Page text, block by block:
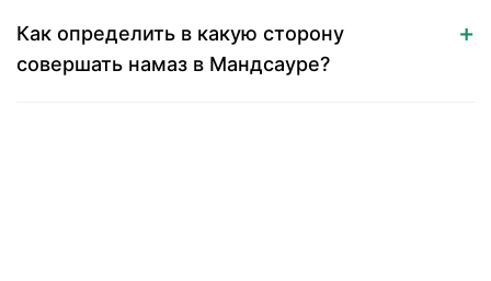
Как определить в какую сторону
совершать намаз в Мандсауре?